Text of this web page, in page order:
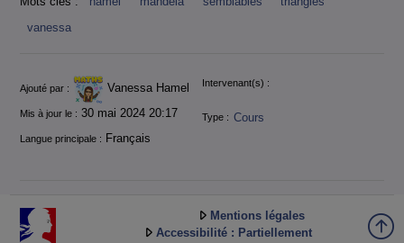
vanessa
Informations
Ajouté par : Vanessa Hamel Intervenant(s) :
Mis à jour le : 30 mai 2024 20:17 Type : Cours
Langue principale : Français
Mentions légales
Accessibilité : Partiellement